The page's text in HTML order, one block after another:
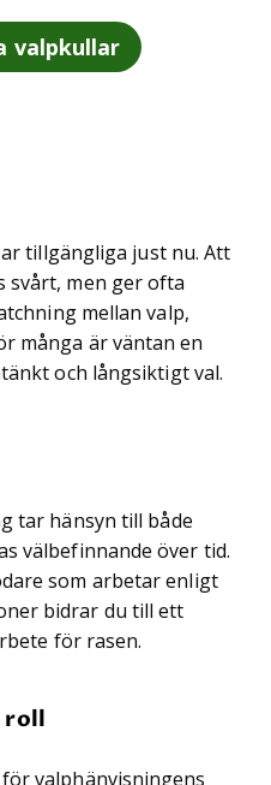
valpkullar
tillgängliga just nu. Att
svårt, men ger ofta
mellan valp,
många är väntan en
och långsiktigt val.
tar hänsyn till både
välbefinnande över tid.
som arbetar enligt
bidrar du till ett
för rasen.
roll
valphänvisningens